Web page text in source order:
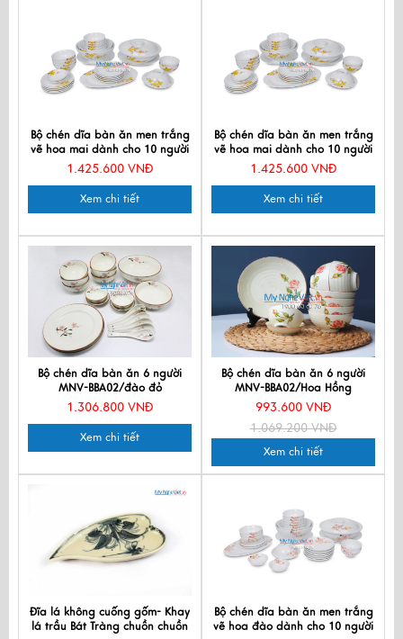
Bộ chén dĩa bàn ăn men trắng
vẽ hoa mai dành cho 10 người
MNV-BBA02-16
1.425.600 VNĐ
Xem chi tiết
Bộ chén dĩa bàn ăn men trắng
vẽ hoa mai dành cho 10 người
MNV-BBA02-16
1.425.600 VNĐ
Xem chi tiết
Bộ chén dĩa bàn ăn 6 người
MNV-BBA02/đào đỏ
1.306.800 VNĐ
Xem chi tiết
Bộ chén dĩa bàn ăn 6 người
MNV-BBA02/Hoa Hồng
993.600 VNĐ
1.069.200 VNĐ
Xem chi tiết
Đĩa lá không cuống gốm- Khay
lá trầu Bát Tràng chuồn chuồn
Bộ chén dĩa bàn ăn men trắng
vẽ hoa đào dành cho 10 người